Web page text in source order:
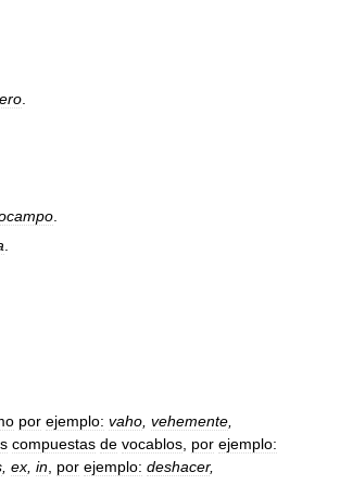
por ejemplo: vaho vehemente
compuestas de vocablos por ejemplo:
ex in por ejemplo: deshacer,